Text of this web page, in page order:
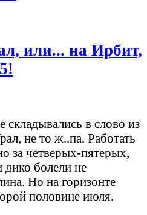
или... на Ирбит,
складывались в слово из
не то ж..па. Работать
за четверых-пятерых,
дико болели не
Но на горизонте
половине июля.